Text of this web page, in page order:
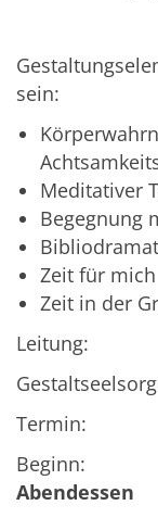
sein:
Meditativer
Begegnung
Zeit für mich
Zeit in der
Leitung:
Termin:
Beginn:
Abendessen